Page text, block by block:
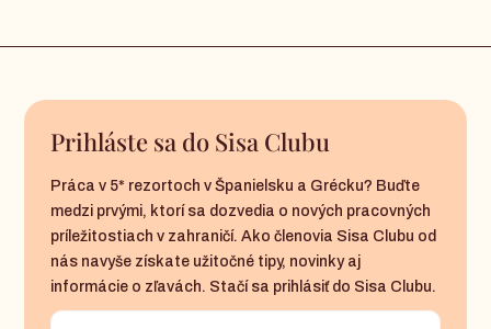
Prihláste sa do Sisa Clubu
Práca v 5* rezortoch v Španielsku a Grécku? Buďte
medzi prvými, ktorí sa dozvedia o nových pracovných
príležitostiach v zahraničí. Ako členovia Sisa Clubu od
nás navyše získate užitočné tipy, novinky aj
informácie o zľavách. Stačí sa prihlásiť do Sisa Clubu.